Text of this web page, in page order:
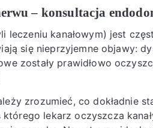
– konsultacja
leczeniu kanałowym) jest
się nieprzyjemne objawy:
zostały prawidłowo
zrozumieć, co dokładnie
którego lekarz oczyszcza